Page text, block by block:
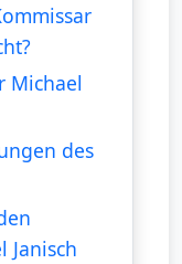
Michael
des
Janisch